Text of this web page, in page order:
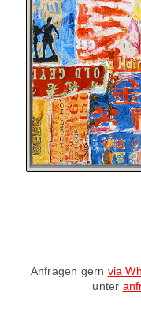
Anfragen gern via
unter